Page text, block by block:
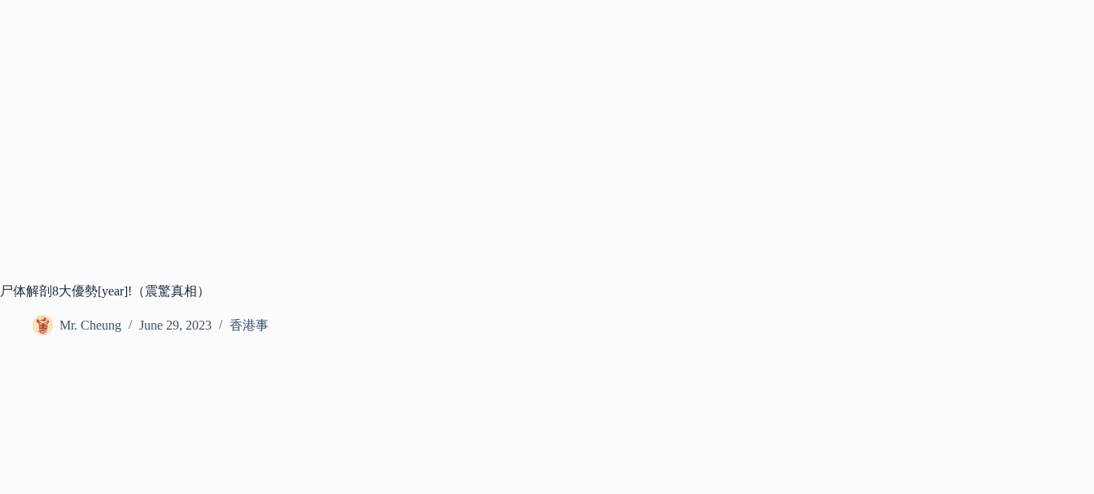
尸体解剖8大優勢[year]!（震驚真相）
Mr. Cheung June 29, 2023 香港事